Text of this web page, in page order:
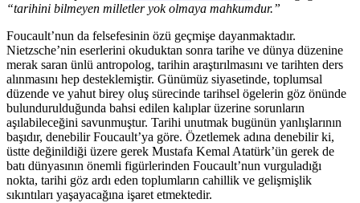
“tarihini bilmeyen milletler yok olmaya mahkumdur.”
Foucault’nun da felsefesinin özü geçmişe dayanmaktadır.
Nietzsche’nin eserlerini okuduktan sonra tarihe ve dünya düzenine
merak saran ünlü antropolog, tarihin araştırılmasını ve tarihten ders
alınmasını hep desteklemiştir. Günümüz siyasetinde, toplumsal
düzende ve yahut birey oluş sürecinde tarihsel ögelerin göz önünde
bulundurulduğunda bahsi edilen kalıplar üzerine sorunların
aşılabileceğini savunmuştur. Tarihi unutmak bugünün yanlışlarının
başıdır, denebilir Foucault’ya göre. Özetlemek adına denebilir ki,
üstte değinildiği üzere gerek Mustafa Kemal Atatürk’ün gerek de
batı dünyasının önemli figürlerinden Foucault’nun vurguladığı
nokta, tarihi göz ardı eden toplumların cahillik ve gelişmişlik
sıkıntıları yaşayacağına işaret etmektedir.